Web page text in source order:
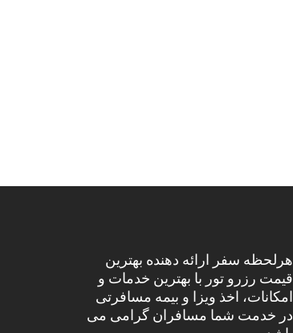
هرلحظه سفر ارائه دهنده بهترین
قیمت رزرو تور با بهترین خدمات و
امکانات، اخذ ویزا و بیمه مسافرتی
در خدمت شما مسافران گرامی می